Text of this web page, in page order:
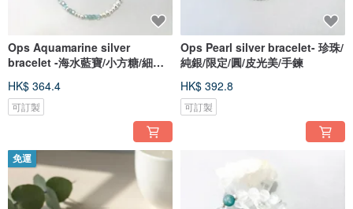
Ops Aquamarine silver
bracelet -海水藍寶/小方糖/細緻/
HK$ 364.4
可訂製
Ops Pearl silver bracelet- 珍珠/
純銀/限定/圓/皮光美/手鍊
HK$ 392.8
可訂製
免運